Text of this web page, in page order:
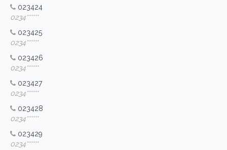
023424
0234******
023425
0234******
023426
0234******
023427
0234******
023428
0234******
023429
0234******